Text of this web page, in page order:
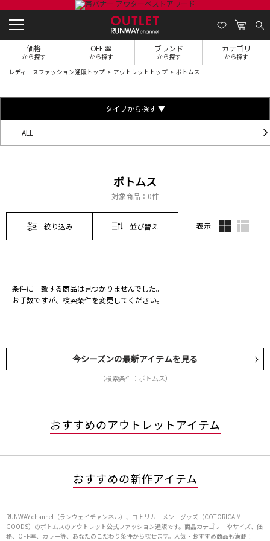
価格
から探す
OFF 率
から探す
ブランド
から探す
カテゴリ
から探す
レディースファッション通販トップ アウトレットトップ ボトムス
タイプから探す ▼
ALL
ボトムス
対象商品： 0件
絞り込み 並び替え 表示
条件に一致する商品は見つかりませんでした。
お手数ですが、検索条件を変更してください。
今シーズンの最新アイテムを見る
（検索条件：ボトムス）
おすすめのアウトレットアイテム
おすすめの新作アイテム
RUNWAY channel（ランウェイチャンネル）、コトリカ メン グッズ（COTORICA M-
GOODS）のボトムスのアウトレット公式ファッション通販です。商品カテゴリーやサイズ、価
格、OFF率、カラー等、あなたのこだわり条件から探せます。人気・おすすめ商品も満載！